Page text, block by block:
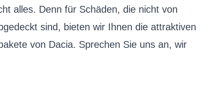
alles. Denn für Schäden, die nicht von
sind, bieten wir Ihnen die attraktiven
von Dacia. Sprechen Sie uns an, wir